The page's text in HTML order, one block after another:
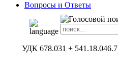
Вопросы и Ответы
УДК 678.031 + 541.18.046.7